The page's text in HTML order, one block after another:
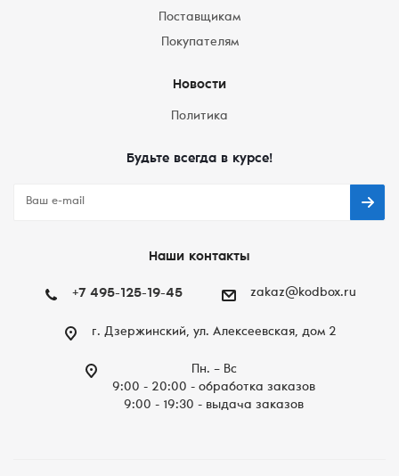
Поставщикам
Покупателям
Новости
Политика
Будьте всегда в курсе!
Наши контакты
+7 495-125-19-45 zakaz@kodbox.ru
г. Дзержинский, ул. Алексеевская, дом 2
Пн. – Вc
9:00 - 20:00 - обработка заказов
9:00 - 19:30 - выдача заказов